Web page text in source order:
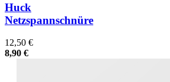
Huck
Netzspannschnüre
12,50 €
8,90 €